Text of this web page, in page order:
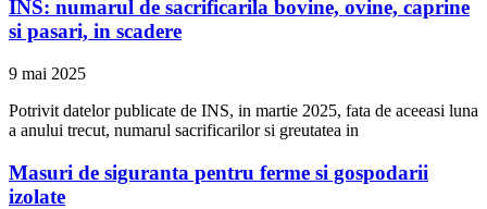
INS: numarul de sacrificarila bovine, ovine, caprine
si pasari, in scadere
9 mai 2025
Potrivit datelor publicate de INS, in martie 2025, fata de aceeasi luna
a anului trecut, numarul sacrificarilor si greutatea in
Masuri de siguranta pentru ferme si gospodarii
izolate